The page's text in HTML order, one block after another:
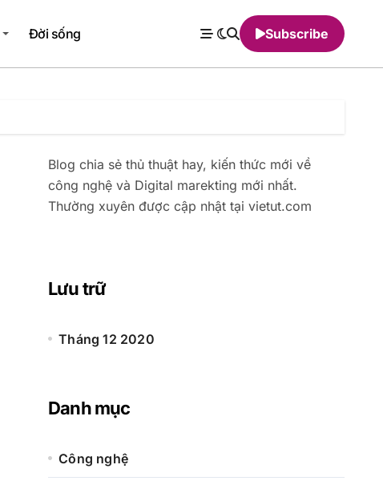
Đời sống Subscribe
Blog chia sẻ thủ thuật hay, kiến thức mới về
công nghệ và Digital marekting mới nhất.
Thường xuyên được cập nhật tại vietut.com
Lưu trữ
Tháng 12 2020
Danh mục
Công nghệ